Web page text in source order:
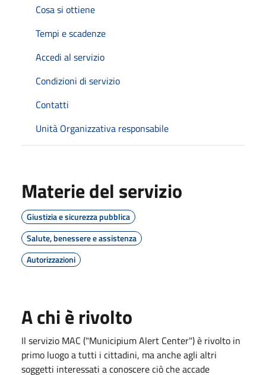
Cosa si ottiene
Tempi e scadenze
Accedi al servizio
Condizioni di servizio
Contatti
Unità Organizzativa responsabile
Materie del servizio
Giustizia e sicurezza pubblica
Salute, benessere e assistenza
Autorizzazioni
A chi è rivolto
Il servizio MAC ("Municipium Alert Center") è rivolto in
primo luogo a tutti i cittadini, ma anche agli altri
soggetti interessati a conoscere ciò che accade